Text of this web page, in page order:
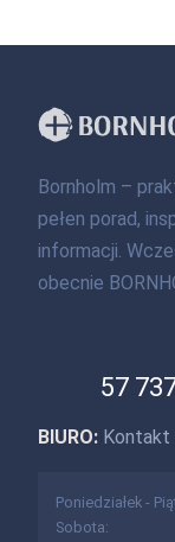
Bornholm –
pełen porad,
informacji.
obecnie
57
BIURO: Kontakt
Poniedziałek -
Sobota: